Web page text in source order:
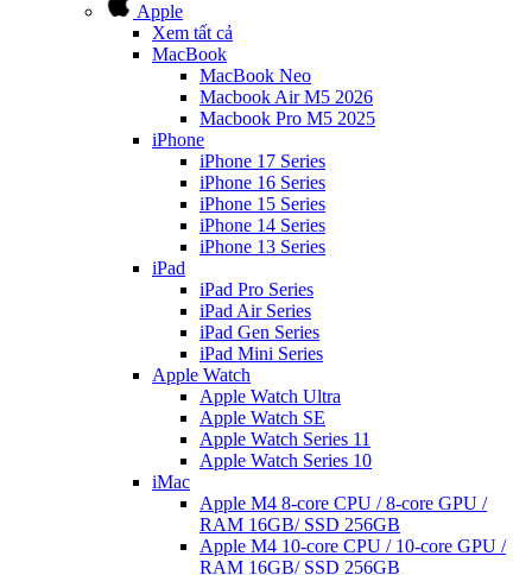
Apple
Xem tất cả
MacBook
MacBook Neo
Macbook Air M5 2026
Macbook Pro M5 2025
iPhone
iPhone 17 Series
iPhone 16 Series
iPhone 15 Series
iPhone 14 Series
iPhone 13 Series
iPad
iPad Pro Series
iPad Air Series
iPad Gen Series
iPad Mini Series
Apple Watch
Apple Watch Ultra
Apple Watch SE
Apple Watch Series 11
Apple Watch Series 10
iMac
Apple M4 8-core CPU / 8-core GPU /
RAM 16GB/ SSD 256GB
Apple M4 10-core CPU / 10-core GPU /
RAM 16GB/ SSD 256GB